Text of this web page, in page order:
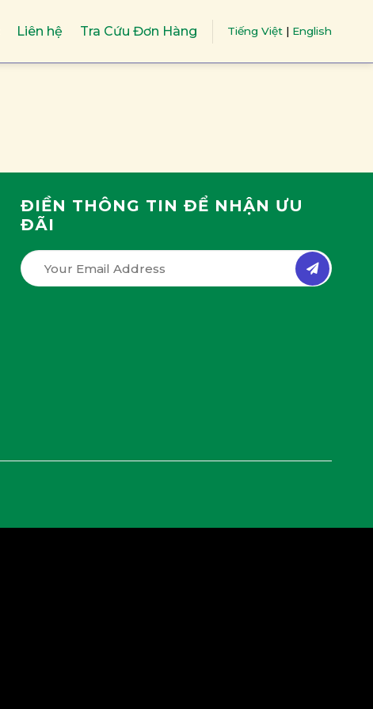
Liên hệ Tra Cứu Đơn Hàng Tiếng Việt | English
ĐIỀN THÔNG TIN ĐỂ NHẬN ƯU
ĐÃI